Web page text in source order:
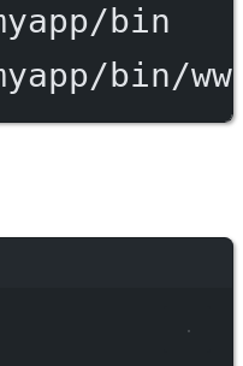
bin
bin/